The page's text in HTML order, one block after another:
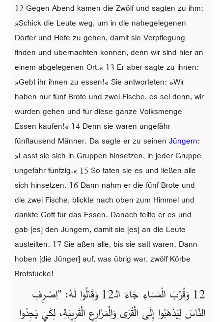
12 Gegen Abend kamen die Zwölf und sagten zu ihm:
»Schick die Leute weg, um in die nahegelegenen
Dörfer und Höfe zu gehen, damit sie Verpflegung
finden und übernachten können, denn wir sind hier an
einem abgelegenen Ort.« 13 Er aber sagte zu ihnen:
»Gebt ihr ihnen zu essen!« Sie antworteten: »Wir
haben nur fünf Brote und zwei Fische, es sei denn, wir
würden gehen und für diese ganze Volksmenge
Essen kaufen!« 14 Denn sie waren ungefähr
fünftausend Männer. Da sagte er zu seinen Jüngern:
»Lasst sie sich in Gruppen hinsetzen, in jeder Gruppe
ungefähr fünfzig.« 15 So taten sie es und ließen alle
sich hinsetzen. 16 Dann nahm er die fünf Brote und
die zwei Fische, blickte nach oben zum Himmel und
dankte Gott für das Essen. Danach teilte er es und
gab [es] den Jüngern, damit sie [es] an die Leute
austeilten. 17 Sie aßen alle, bis sie satt waren. Dann
hoben [die Jünger] auf, was übrig war, zwölf Körbe
Brotstücke!
12 وَقُرْبَ الْمَسَاءِ جَاءَ الـ12 وَقَالُوا لَهُ: ”اِصْرِفِ
النَّاسَ لِيَذْهَبُوا إِلَى الْقُرَى وَالْمَزَارِعِ الْقَرِيبَةِ، لِكَيْ يَجِدُوا